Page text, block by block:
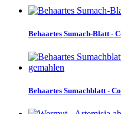
Behaartes Sumach-Blatt -
Behaartes Sumachblatt -